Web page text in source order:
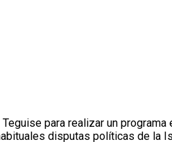
para realizar un
disputas políticas de la